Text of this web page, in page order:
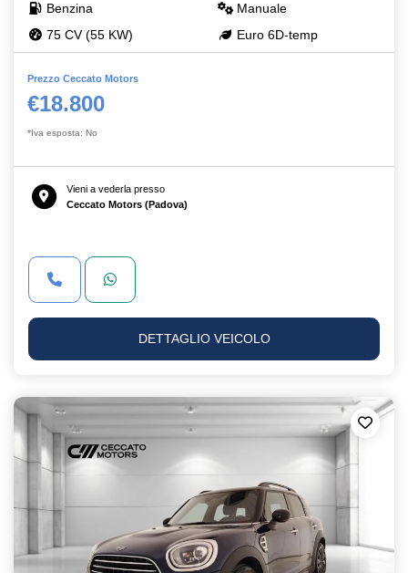
Benzina
Manuale
75 CV (55 KW)
Euro 6D-temp
Prezzo Ceccato Motors
€18.800
*Iva esposta: No
Vieni a vederla presso
Ceccato Motors (Padova)
DETTAGLIO VEICOLO